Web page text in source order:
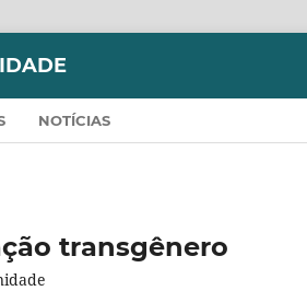
NOTÍCIAS
transgênero